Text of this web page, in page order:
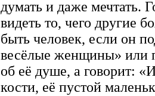
думать и даже мечтать.
видеть то, чего другие
быть человек, если он
весёлые женщины» или
об её душе, а говорит:
кости, её пустой